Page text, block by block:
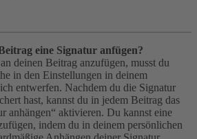
eine Signatur anfügen?
deinen Beitrag anzufügen, musst du
in den Einstellungen in deinem
entwerfen. Nachdem du die Signatur
hast, kannst du in jedem Beitrag das
anhängen“ aktivieren. Du kannst eine
indem du in deinem persönlichen